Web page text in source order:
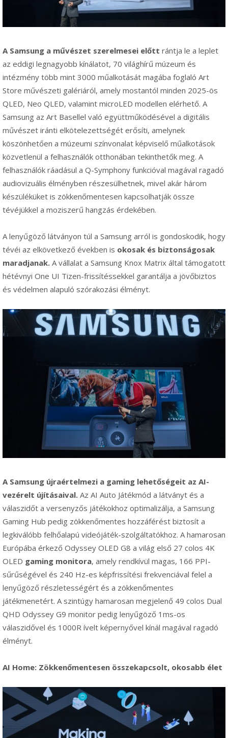
A Samsung a művészet szerelmesei előtt rántja le a leplet
az eddigi legnagyobb kínálatot, 70 világhírű múzeum és
intézmény több mint 3000 műalkotását magába foglaló Art
Store művészeti galériáról, amely mostantól minden 2025-ös
QLED, Neo QLED, valamint microLED modellen elérhető. A
Samsung az Art Basellel való együttműködésével a digitális
művészet iránti elkötelezettségét erősíti, amelynek
köszönhetően a múzeumi színvonalat képviselő műalkotások
közvetlenül a felhasználók otthonában tekinthetők meg. A
felhasználók ráadásul a Q-Symphony funkcióval magával ragadó
audiovizuális élményben részesülhetnek, mivel akár három
készüléküket is zökkenőmentesen kapcsolhatják össze
tévéjükkel a moziszerű hangzás érdekében.
A lenyűgöző látványon túl a Samsung arról is gondoskodik, hogy
tévéi az elkövetkező években is okosak és biztonságosak
maradjanak. A vállalat a Samsung Knox Matrix által támogatott
hétévnyi One UI Tizen-frissítéssekkel garantálja a jövőbiztos
és védelmen alapuló szórakozási élményt.
A Samsung újraértelmezi a gaming lehetőségeit az AI-
vezérelt újításaival. Az AI Auto Játékmód a látványt és a
válaszidőt a versenyzős játékokhoz optimalizálja, a Samsung
Gaming Hub pedig zökkenőmentes hozzáférést biztosít a
legkiválóbb felhőalapú videójáték-szolgáltatókhoz. A hamarosan
Európába érkező Odyssey OLED G8 a világ első 27 colos 4K
OLED gaming monitora, amely rendkívül magas, 166 PPI-
sűrűségével és 240 Hz-es képfrissítési frekvenciával felel a
lenyűgöző részletességért és a zökkenőmentes
játékmenetért. A szintúgy hamarosan megjelenő 49 colos Dual
QHD Odyssey G9 monitor pedig lenyűgöző 1ms-os
válaszidővel és 1000R ívelt képernyővel kínál magával ragadó
élményt.
AI Home: Zökkenőmentesen összekapcsolt, okosabb élet